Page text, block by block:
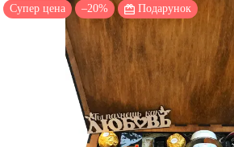
Супер цена –20% Подарунок